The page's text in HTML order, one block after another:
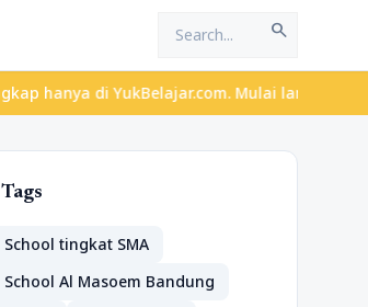
search
di YukBelajar.com. Mulai langkah
tingkat SMA
Al Masoem Bandung